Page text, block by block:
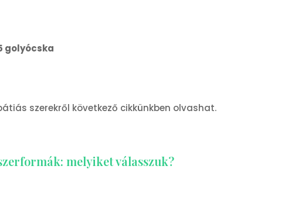
golyócska
szerekről következő cikkünkben olvashat.
melyiket válasszuk?